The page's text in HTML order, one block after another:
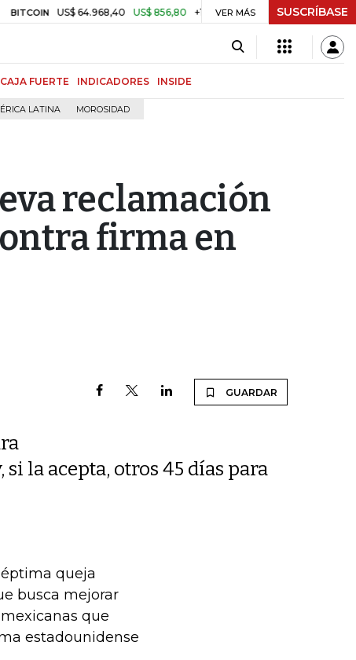
US$ 64.968,40 US$ 856,80 +1,34% TRM $ 3.179,40 -$ 25,11 -
VER MÁS SUSCRÍBASE
CAJA FUERTE INDICADORES INSIDE
LATINA MOROSIDAD
reclamación
firma en
GUARDAR
la acepta, otros 45 días para
queja
busca mejorar
que
estadounidense